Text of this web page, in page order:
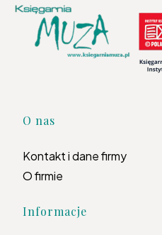
Linki w stopce
O nas
Kontakt i dane firmy
O firmie
Informacje